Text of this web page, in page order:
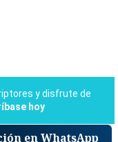
en WhatsApp